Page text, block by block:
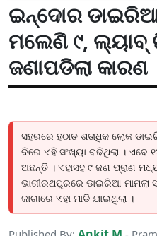
ଇନ୍ଦୋର
ମଲେଣି ୯, ଲ୍ୟାବ୍
ଜଣାପଡିଲା କାରଣ
ସହରରେ ହଠାତ ଶତାଧିକ ଲୋକ
ଦିରେ ଏହି ସଂଖ୍ୟା ବଢିଥିଲା ।
ଅଛନ୍ତି । ଏହାସହ ୯ ଜଣ ପ୍ରାଣ
ଭାଗୀରଥପୁରରେ ଡାଇରିଆ ମାମଲା
ଜାଗାରେ ଏହା ମାଡି ଯାଇଥିଲା ।